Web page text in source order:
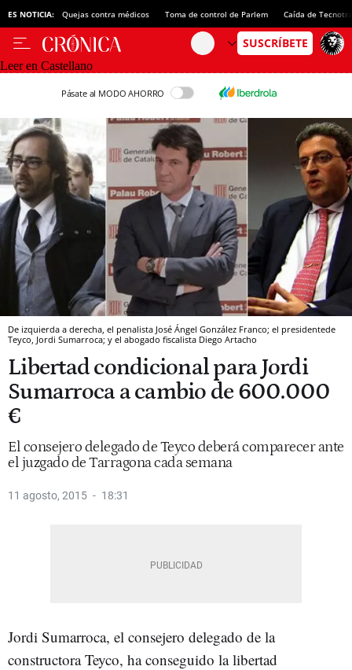
ES NOTICIA: Quejas contra médicos Toma de control de Parlem Caída de
Leer en Castellano
Pásate al MODO AHORRO
De izquierda a derecha, el penalista José Ángel González Franco; el presidentede
Teyco, Jordi Sumarroca; y el abogado fiscalista Diego Artacho
Libertad condicional para Jordi
Sumarroca a cambio de 600.000
€
El consejero delegado de Teyco deberá comparecer ante
el juzgado de Tarragona cada semana
11 agosto, 2015 18:31
Jordi Sumarroca, el consejero delegado de la
constructora Teyco, ha conseguido la libertad